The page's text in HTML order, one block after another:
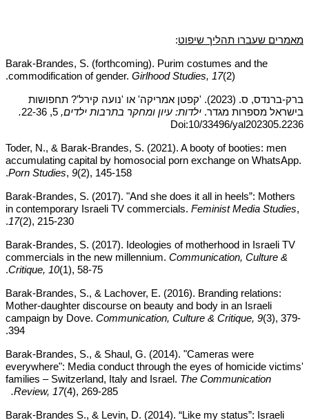
מאמרים שעברו תהליך שיפוט:
Barak-Brandes, S. (forthcoming). Purim costumes and the
commodification of gender. Girlhood Studies, 17(2).
ברק-ברנדס, ס. (2023).
'קפטן אמריקה' או 'נועה קירל'? תחפושות
בישראל מספרות מגדר. ילדות: עיון ומחקר בתרבות ילדים, 5, 22-36
.
Doi:10/33496/yal202305.2236
Toder, N., & Barak-Brandes, S. (2021). A booty of booties: men
accumulating capital by homosocial porn exchange on WhatsApp.
Porn Studies, 9(2), 145-158.
Barak-Brandes, S. (2017). "And she does it all in heels”: Mothers
in contemporary Israeli TV commercials. Feminist Media Studies,
17(2), 215-230.
Barak-Brandes, S. (2017). Ideologies of motherhood in Israeli TV
commercials in the new millennium. Communication, Culture &
Critique, 10(1), 58-75.
Barak-Brandes, S., & Lachover, E. (2016). Branding relations:
Mother-daughter discourse on beauty and body in an Israeli
campaign by Dove. Communication, Culture & Critique, 9(3), 379-
394.
Barak-Brandes, S., & Shaul, G. (2014). "Cameras were
everywhere": Media conduct through the eyes of homicide victims'
families – Switzerland, Italy and Israel. The Communication
Review, 17(4), 269-285
.
Barak-Brandes S., & Levin, D. (2014). “Like my status”: Israeli